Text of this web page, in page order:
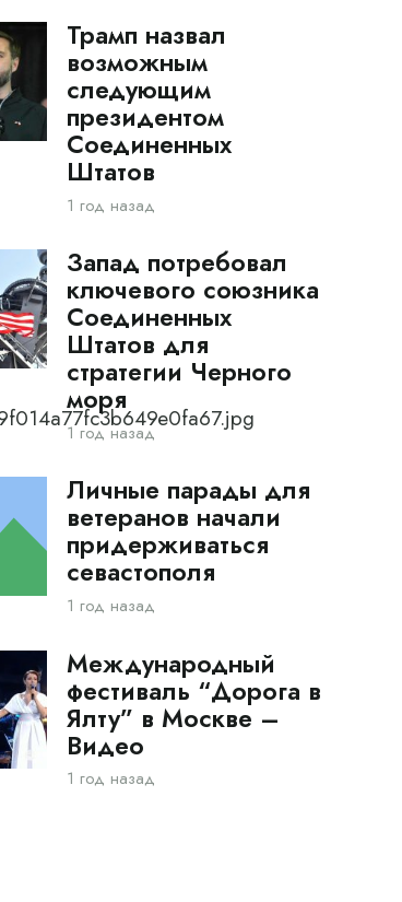
Трамп назвал
возможным
следующим
президентом
Соединенных
Штатов
1 год назад
Запад потребовал
ключевого союзника
Соединенных
Штатов для
стратегии Черного
моря
1 год назад
Личные парады для
ветеранов начали
придерживаться
севастополя
1 год назад
Международный
фестиваль “Дорога в
Ялту” в Москве –
Видео
1 год назад